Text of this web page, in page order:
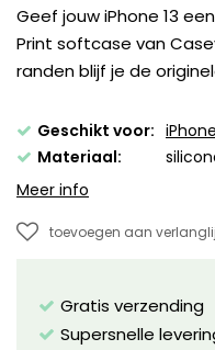
Geef jouw iPhone 13
Print softcase van
randen blijf je de
Geschikt voor:
Materiaal:
Meer info
toevoegen aan
Gratis verzending
Supersnelle